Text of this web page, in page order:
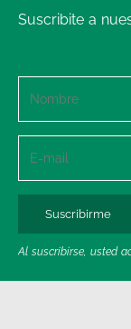
Suscribite a
Al suscribirse, usted